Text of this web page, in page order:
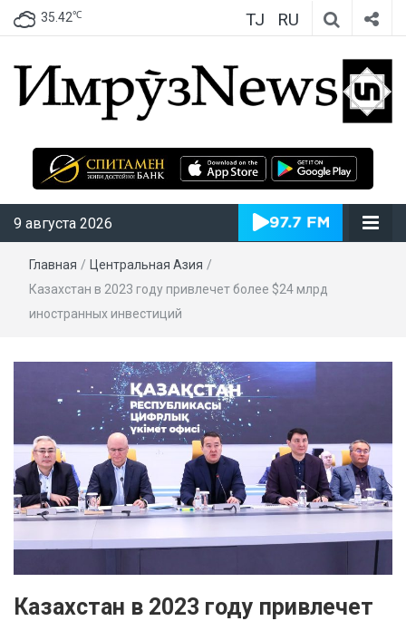
35.42℃ TJ RU
ИмрӯзNews
9 августа 2026
Главная / Центральная Азия /
Казахстан в 2023 году привлечет более $24 млрд
иностранных инвестиций
Казахстан в 2023 году привлечет